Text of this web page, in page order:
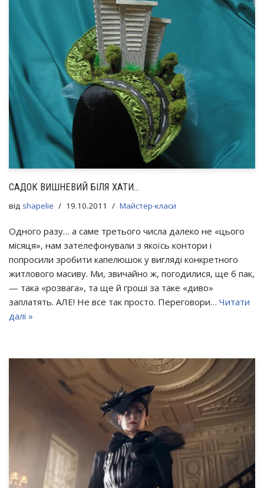
САДОК ВИШНЕВИЙ БІЛЯ ХАТИ…
від shapelie 19.10.2011 Майстер-класи
Одного разу… а саме третього числа далеко не «цього
місяця», нам зателефонували з якоїсь контори і
попросили зробити капелюшок у вигляді конкретного
житлового масиву. Ми, звичайно ж, погодилися, ще б пак,
— така «розвага», та ще й гроші за таке «диво»
заплатять. АЛЕ! Не все так просто. Переговори… Читати
далі »